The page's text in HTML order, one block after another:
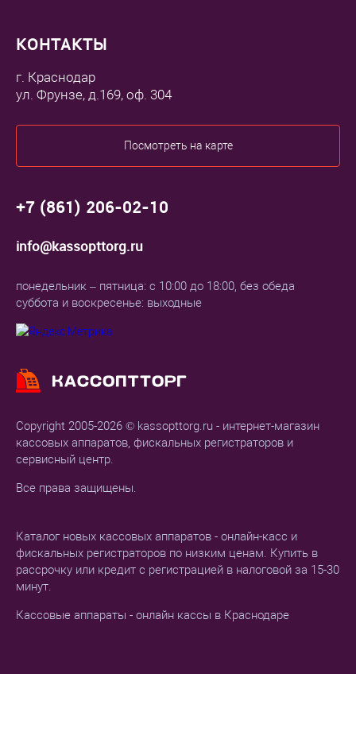
Copyright 2005-2026 © kassopttorg.ru - интернет-магазин
кассовых аппаратов, фискальных регистраторов и
сервисный центр.
Все права защищены.
Каталог новых кассовых аппаратов - онлайн-касс и
фискальных регистраторов по низким ценам. Купить в
рассрочку или кредит с регистрацией в налоговой за 15-30
минут.
Кассовые аппараты - онлайн кассы в Краснодаре
КОНТАКТЫ
г. Краснодар
ул. Фрунзе, д.169, оф. 304
Посмотреть на карте
+7 (861) 206-02-10
info@kassopttorg.ru
понедельник – пятница: с 10:00 до 18:00, без обеда
суббота и воскресенье: выходные